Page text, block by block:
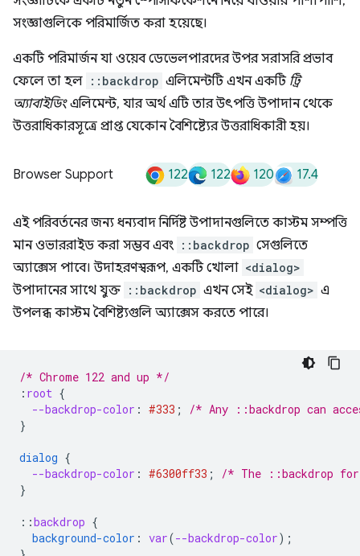
সংজ্ঞাগুলিকে পরিমার্জিত করা হয়েছে।
একটি পরিমার্জন যা ওয়েব ডেভেলপারদের উপর সরাসরি প্রভাব
ফেলে তা হল ::backdrop এলিমেন্টটি এখন একটি ট্রি
অ্যাবাইডিংএলিমেন্ট, যার অর্থ এটি তার উৎপত্তি উপাদান থেকে
উত্তরাধিকারসূত্রে প্রাপ্ত যেকোন বৈশিষ্ট্যের উত্তরাধিকারী হয়।
Browser Support 122 122 120 17.4
এই পরিবর্তনের জন্য ধন্যবাদ নির্দিষ্ট উপাদানগুলিতে কাস্টম সম্পত্তি
মান ওভাররাইড করা সম্ভব এবং ::backdrop সেগুলিতে
অ্যাক্সেস পাবে। উদাহরণস্বরূপ, একটি খোলা <dialog>
উপাদানের সাথে যুক্ত ::backdrop এখন সেই <dialog> এ
উপলব্ধ কাস্টম বৈশিষ্ট্যগুলি অ্যাক্সেস করতে পারে।
/* Chrome 122 and up */
: root {
--backdrop-color : #333 ;
/* Any ::backdrop can
}
dialog {
--backdrop-color : #6300ff33 ;
/* The ::backdrop
}
::backdrop {
background-color : var(--backdrop-color);